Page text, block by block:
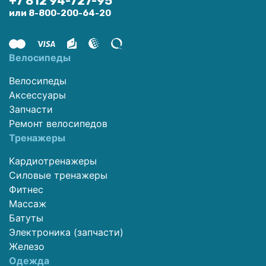
или 8-800-200-64-20
Велосипеды
Велосипеды
Аксессуары
Запчасти
Ремонт велосипедов
Тренажеры
Кардиотренажеры
Силовые тренажеры
Фитнес
Массаж
Батуты
Электроника (запчасти)
Железо
Одежда